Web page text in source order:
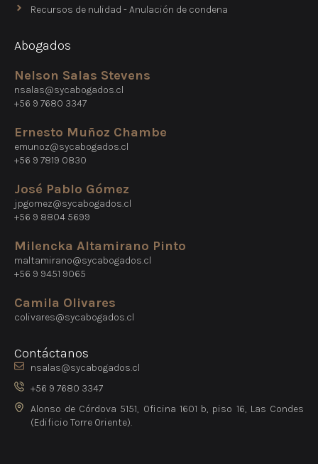
Recursos de nulidad - Anulación de condena
Abogados
Nelson Salas Stevens
nsalas@sycabogados.cl
+56 9 7680 3347
Ernesto Muñoz Chambe
emunoz@sycabogados.cl
+56 9 7819 0830
José Pablo Gómez
jpgomez@sycabogados.cl
+56 9 8804 5699
Milencka Altamirano Pinto
maltamirano@sycabogados.cl
+56 9 9451 9065
Camila Olivares
colivares@sycabogados.cl
Contáctanos
nsalas@sycabogados.cl
+56 9 7680 3347
Alonso de Córdova 5151, Oficina 1601 b, piso 16, Las Condes
(Edificio Torre Oriente).